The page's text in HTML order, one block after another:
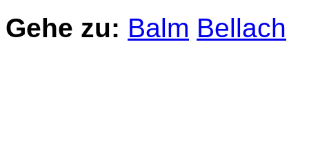
Gehe zu: Balm Bellach